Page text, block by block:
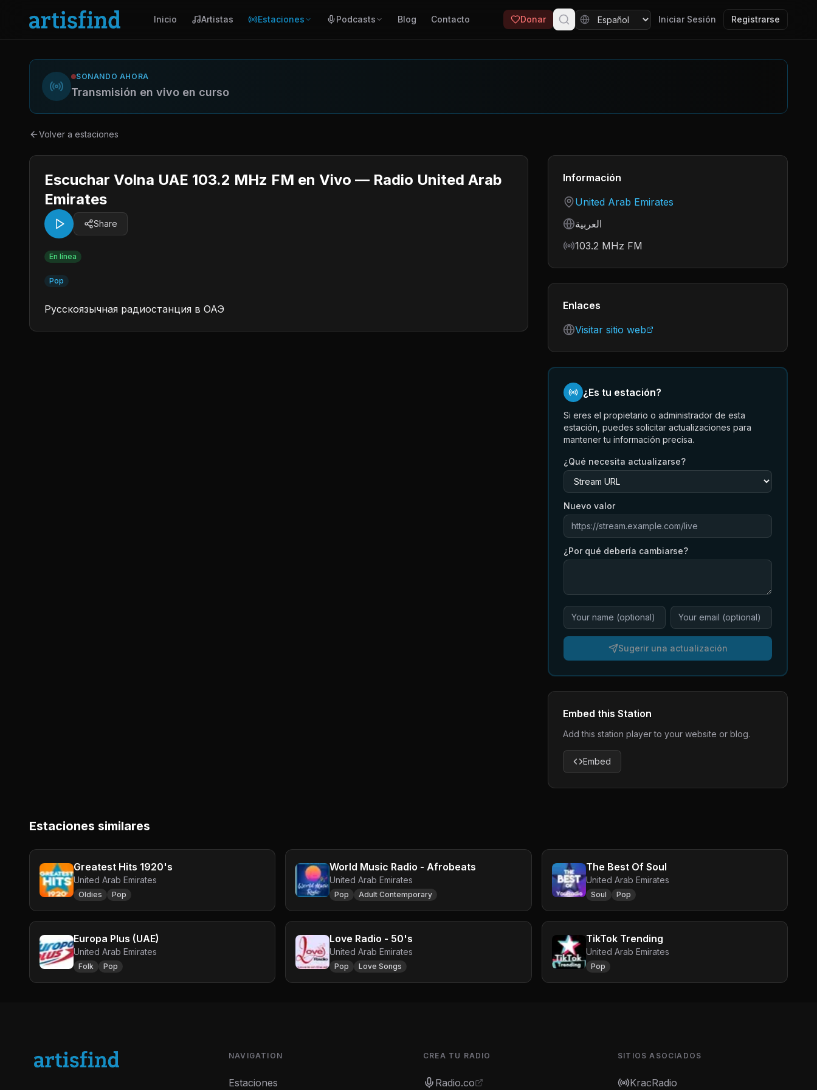
Inicio Artistas Estaciones Podcasts Blog Contacto Donar Iniciar Sesión Registrarse
SONANDO AHORA
Transmisión en vivo en curso
Volver a estaciones
Escuchar Volna UAE 103.2 MHz FM en Vivo — Radio United Arab
Emirates
Share
En línea
Pop
Русскоязычная радиостанция в ОАЭ
Información
Country
United Arab Emirates
Language
العربية
Frequency
103.2 MHz FM
Enlaces
Visitar sitio web
¿Es tu estación?
Si eres el propietario o administrador de esta
estación, puedes solicitar actualizaciones para
mantener tu información precisa.
¿Qué necesita actualizarse?
Nuevo valor
¿Por qué debería cambiarse?
Sugerir una actualización
Embed this Station
Add this station player to your website or blog.
Embed
Estaciones similares
Greatest Hits 1920's
United Arab Emirates
Oldies Pop
World Music Radio - Afrobeats
United Arab Emirates
Pop Adult Contemporary
The Best Of Soul
United Arab Emirates
Soul Pop
Europa Plus (UAE)
United Arab Emirates
Folk Pop
Love Radio - 50's
United Arab Emirates
Pop Love Songs
TikTok Trending
United Arab Emirates
Pop
NAVIGATION
Estaciones
CREA TU RADIO
Radio.co
SITIOS ASOCIADOS
KracRadio